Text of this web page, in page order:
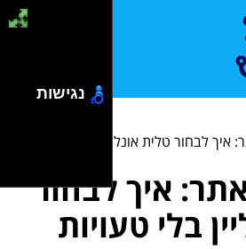
לבחור טלית אונליין בלי טעויות
איך לבחור
בלי טעויות
נגישות